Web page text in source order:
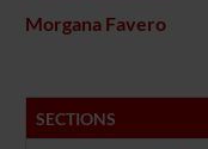
Morgana Favero
SECTIONS